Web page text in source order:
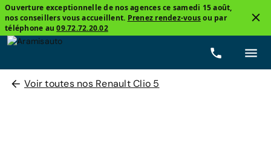
Ouverture exceptionnelle de nos agences ce samedi 15 août,
nos conseillers vous accueillent. Prenez rendez-vousou par
téléphone au09.72.72.20.02
Voir toutes nos Renault Clio 5